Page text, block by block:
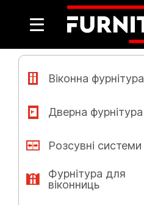
Віконна фурнітура
Дверна фурнітура
Розсувні системи
Фурнітура для
віконниць